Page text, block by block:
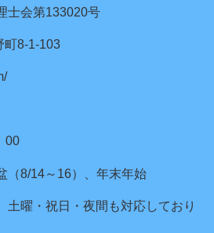
士会第133020号
町8-1-103
00
（8/14～16）、年末年始
曜・祝日・夜間も対応しており